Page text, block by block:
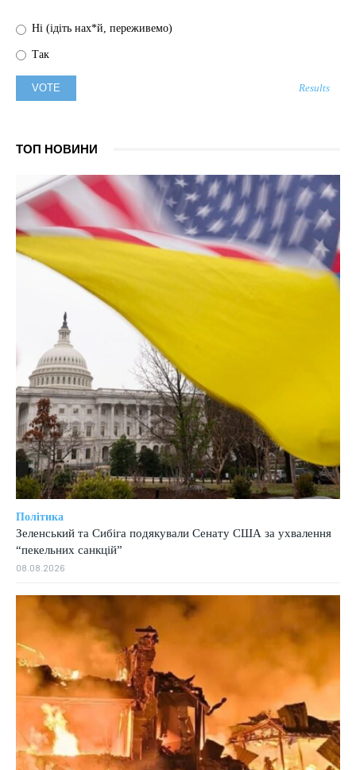
Ні (ідіть нах*й, переживемо)
Так
Results
ТОП НОВИНИ
Політика
Зеленський та Сибіга подякували Сенату США за ухвалення
“пекельних санкцій”
08.08.2026